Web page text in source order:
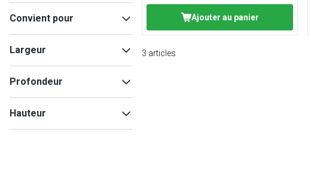
Acier(1 )
Convient pour
Induction
Largeur
Profondeur
Hauteur
Ajouter au panier
3 articles